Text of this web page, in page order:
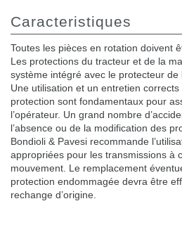
Caracteristiques
Toutes les pièces en rotation doivent
Les protections du tracteur et de la
système intégré avec le protecteur
Une utilisation et un entretien
protection sont fondamentaux pour
l’opérateur. Un grand nombre
l’absence ou de la modification des
Bondioli & Pavesi recommande
appropriées pour les transmissions à
mouvement. Le remplacement
protection endommagée devra être
rechange d’origine.